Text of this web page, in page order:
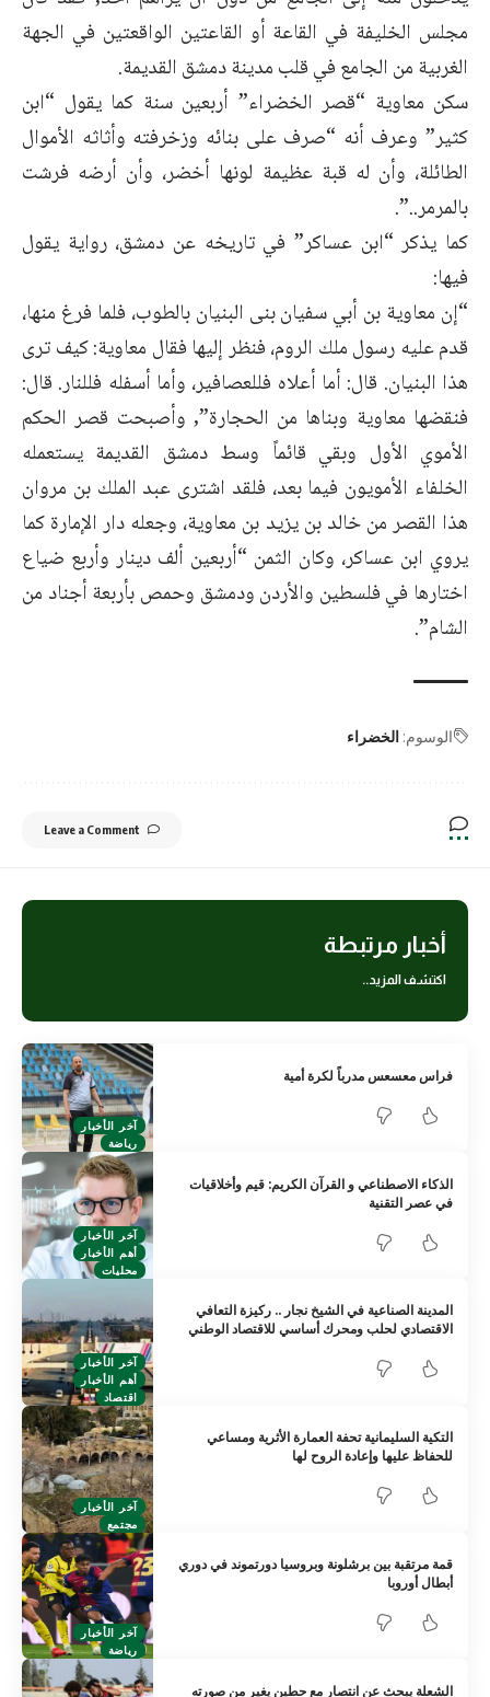
مجلس الخليفة في القاعة أو القاعتين الواقعتين في الجهة
الغربية من الجامع في قلب مدينة دمشق القديمة.
سكن معاوية “قصر الخضراء” أربعين سنة كما يقول “ابن
كثير” وعرف أنه “صرف على بنائه وزخرفته وأثاثه الأموال
الطائلة، وأن له قبة عظيمة لونها أخضر، وأن أرضه فرشت
بالمرمر..”.
كما يذكر “ابن عساكر” في تاريخه عن دمشق، رواية يقول
فيها:
“إن معاوية بن أبي سفيان بنى البنيان بالطوب، فلما فرغ منها،
قدم عليه رسول ملك الروم، فنظر إليها فقال معاوية: كيف ترى
هذا البنيان. قال: أما أعلاه فللعصافير، وأما أسفله فللنار. قال:
فنقضها معاوية وبناها من الحجارة”, وأصبحت قصر الحكم
الأموي الأول وبقي قائماً وسط دمشق القديمة يستعمله
الخلفاء الأمويون فيما بعد، فلقد اشترى عبد الملك بن مروان
هذا القصر من خالد بن يزيد بن معاوية، وجعله دار الإمارة كما
يروي ابن عساكر، وكان الثمن “أربعين ألف دينار وأربع ضياع
اختارها في فلسطين والأردن ودمشق وحمص بأربعة أجناد من
الشام”.
الوسوم: الخضراء
Leave a Comment
أخبار مرتبطة
اكتشف المزيد..
آخر الأخبار
رياضة
فراس معسعس مدرباً لكرة أمية
آخر الأخبار
أهم الأخبار
محليات
الذكاء الاصطناعي و القرآن الكريم: قيم وأخلاقيات
في عصر التقنية
آخر الأخبار
أهم الأخبار
اقتصاد
المدينة الصناعية في الشيخ نجار .. ركيزة التعافي
الاقتصادي لحلب ومحرك أساسي للاقتصاد الوطني
آخر الأخبار
مجتمع
التكية السليمانية تحفة العمارة الأثرية ومساعي
للحفاظ عليها وإعادة الروح لها
آخر الأخبار
رياضة
قمة مرتقبة بين برشلونة وبروسيا دورتموند في دوري
أبطال أوروبا
الشعلة يبحث عن انتصار مع حطين يغير من صورته